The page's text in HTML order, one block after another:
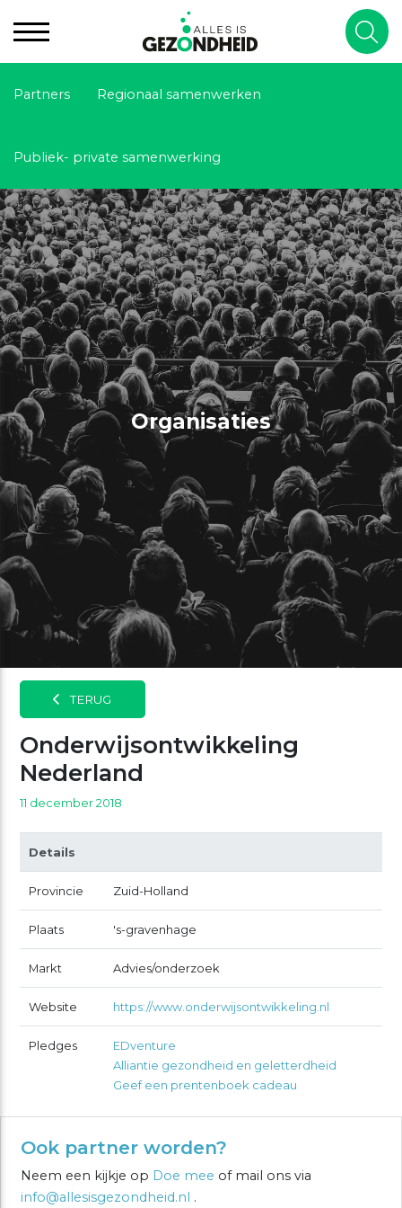
Partners Regionaal samenwerken
Publiek- private samenwerking
Organisaties
TERUG
Onderwijsontwikkeling
Nederland
11 december 2018
Details
Provincie Zuid-Holland
Plaats 's-gravenhage
Markt Advies/onderzoek
Website https://www.onderwijsontwikkeling.nl
Pledges
EDventure
Alliantie gezondheid en geletterdheid
Geef een prentenboek cadeau
Ook partner worden?
Neem een kijkje op Doe mee of mail ons via
info@allesisgezondheid.nl .